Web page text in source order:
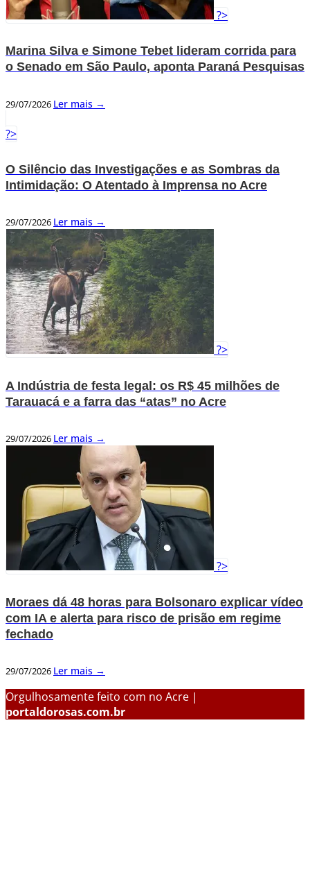
?>
Marina Silva e Simone Tebet lideram corrida para
o Senado em São Paulo, aponta Paraná Pesquisas
29/07/2026 Ler mais →
?>
O Silêncio das Investigações e as Sombras da
Intimidação: O Atentado à Imprensa no Acre
29/07/2026 Ler mais →
?>
A Indústria de festa legal: os R$ 45 milhões de
Tarauacá e a farra das “atas” no Acre
29/07/2026 Ler mais →
?>
Moraes dá 48 horas para Bolsonaro explicar vídeo
com IA e alerta para risco de prisão em regime
fechado
29/07/2026 Ler mais →
Orgulhosamente feito com no Acre |
portaldorosas.com.br